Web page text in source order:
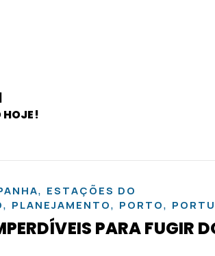
HOJE!
, ESTAÇÕES DO
, PLANEJAMENTO, PORTO,
PARA FUGIR